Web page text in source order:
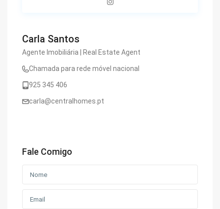
Carla Santos
Agente Imobiliária | Real Estate Agent
Chamada para rede móvel nacional
925 345 406
carla@centralhomes.pt
Fale Comigo